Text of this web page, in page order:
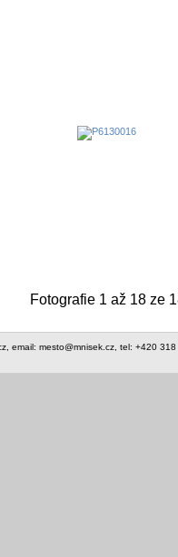
Fotografie 1 až 18 ze
email: mesto@mnisek.cz, tel: +420